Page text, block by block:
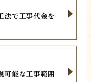
法で工事代金を
可能な工事範囲